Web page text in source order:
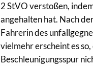
2 StVO verstoßen,
angehalten hat. Nach
Fahrerin des
vielmehr erscheint es
Beschleunigungsspur